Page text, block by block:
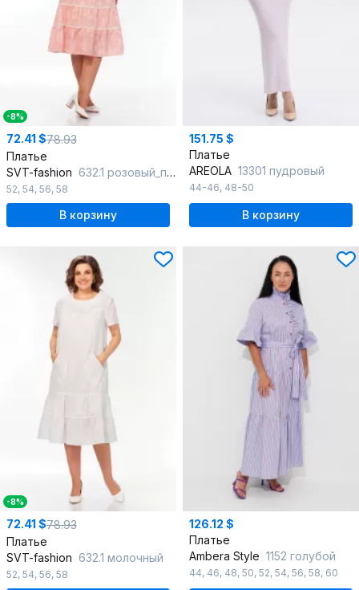
-8%
72.41 $78.93
Платье
SVT-fashion 632.1 розовый_персик
52, 54, 56, 58
В корзину
151.75 $
Платье
AREOLA 13301 пудровый
44-46, 48-50
В корзину
-8%
72.41 $78.93
Платье
SVT-fashion 632.1 молочный
52, 54, 56, 58
126.12 $
Платье
Ambera Style 1152 голубой
44, 46, 48, 50, 52, 54, 56, 58, 60